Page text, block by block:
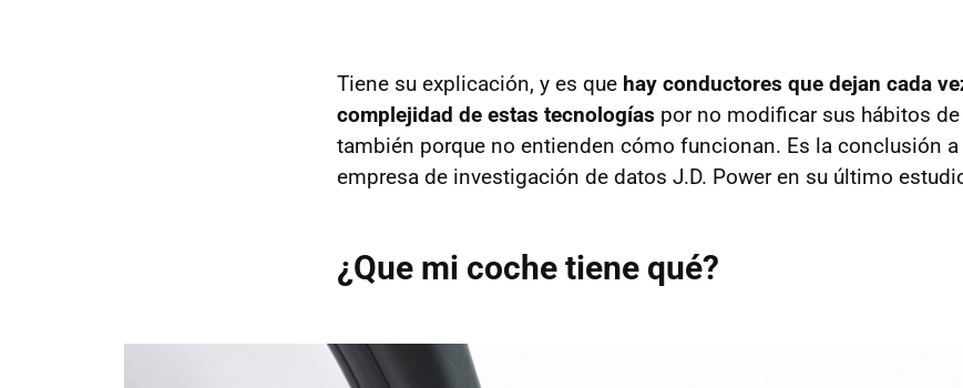
Tiene su explicación, y es que hay conductores que dejan cada
complejidad de estas tecnologías por no modificar sus hábitos
también porque no entienden cómo funcionan. Es la conclusión
empresa de investigación de datos J.D. Power en su último
¿Que mi coche tiene qué?